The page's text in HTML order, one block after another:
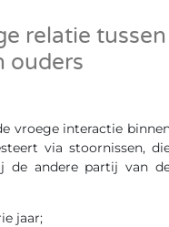
relatie tussen
ouders
vroege interactie
via stoornissen,
de andere partij van
jaar;